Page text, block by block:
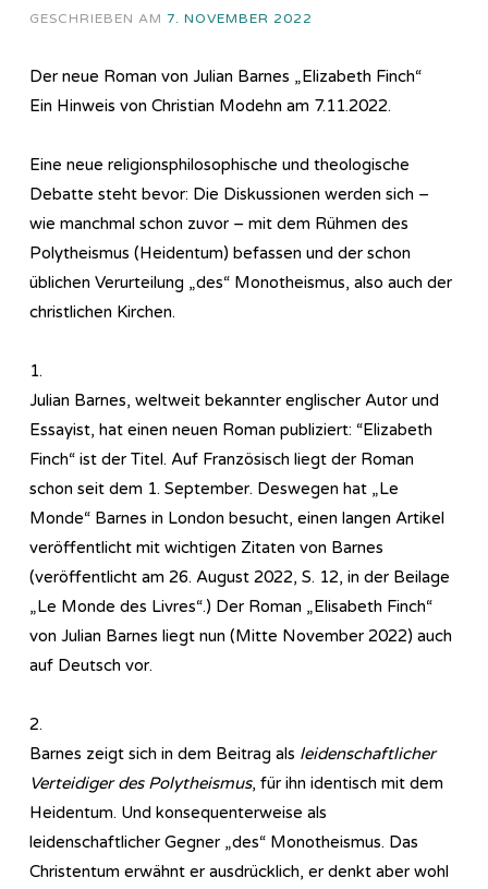
GESCHRIEBEN AM 7. NOVEMBER 2022
Der neue Roman von Julian Barnes „Elizabeth Finch“
Ein Hinweis von Christian Modehn am 7.11.2022.
Eine neue religionsphilosophische und theologische
Debatte steht bevor: Die Diskussionen werden sich –
wie manchmal schon zuvor – mit dem Rühmen des
Polytheismus (Heidentum) befassen und der schon
üblichen Verurteilung „des“ Monotheismus, also auch der
christlichen Kirchen.
1.
Julian Barnes, weltweit bekannter englischer Autor und
Essayist, hat einen neuen Roman publiziert: “Elizabeth
Finch“ ist der Titel. Auf Französisch liegt der Roman
schon seit dem 1. September. Deswegen hat „Le
Monde“ Barnes in London besucht, einen langen Artikel
veröffentlicht mit wichtigen Zitaten von Barnes
(veröffentlicht am 26. August 2022, S. 12, in der Beilage
„Le Monde des Livres“.) Der Roman „Elisabeth Finch“
von Julian Barnes liegt nun (Mitte November 2022) auch
auf Deutsch vor.
2.
Barnes zeigt sich in dem Beitrag als leidenschaftlicher
Verteidiger des Polytheismus, für ihn identisch mit dem
Heidentum. Und konsequenterweise als
leidenschaftlicher Gegner „des“ Monotheismus. Das
Christentum erwähnt er ausdrücklich, er denkt aber wohl